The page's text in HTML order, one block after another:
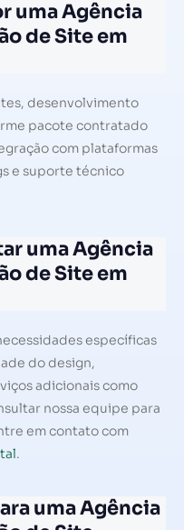
uma Agência
de Site em
desenvolvimento
pacote contratado
com plataformas
e suporte técnico
uma Agência
de Site em
específicas
do design,
adicionais como
nossa equipe para
em contato com
.
uma Agência